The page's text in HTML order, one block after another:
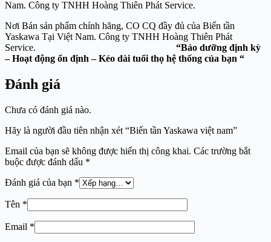
Nam. Công ty TNHH Hoàng Thiên Phát Service.
Nơi Bán sản phẩm chính hãng, CO CQ đầy đủ của Biến tần
Yaskawa Tại Việt Nam. Công ty TNHH Hoàng Thiên Phát
Service.
“Bảo dưỡng định kỳ
– Hoạt động ổn định – Kéo dài tuổi thọ hệ thống của bạn “
Đánh giá
Chưa có đánh giá nào.
Hãy là người đầu tiên nhận xét “Biến tần Yaskawa việt nam”
Email của bạn sẽ không được hiển thị công khai. Các trường bắt
buộc được đánh dấu *
Đánh giá của bạn *
Tên *
Email *